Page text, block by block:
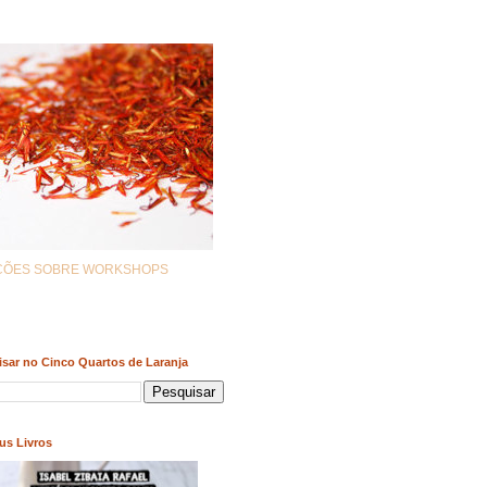
SOBRE WORKSHOPS
no Cinco Quartos de Laranja
Livros